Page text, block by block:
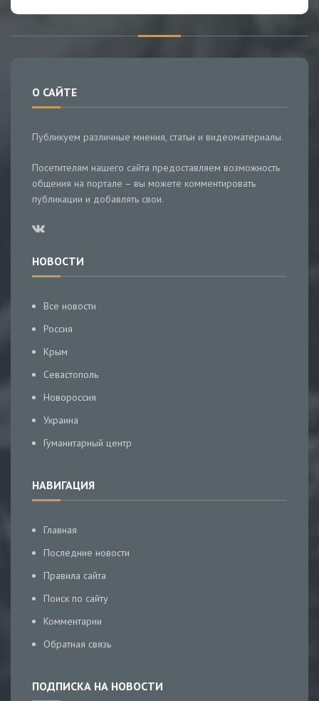
О САЙТЕ
Публикуем различные мнения, статьи и видеоматериалы.
Посетителям нашего сайта предоставляем возможность
общения на портале – вы можете комментировать
публикации и добавлять свои.
НОВОСТИ
Все новости
Россия
Крым
Севастополь
Новороссия
Украина
Гуманитарный центр
НАВИГАЦИЯ
Главная
Последние новости
Правила сайта
Поиск по сайту
Комментарии
Обратная связь
ПОДПИСКА НА НОВОСТИ